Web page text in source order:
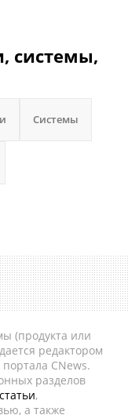
системы,
Системы
(продукта или
редактором
CNews.
разделов
статьи,
а также